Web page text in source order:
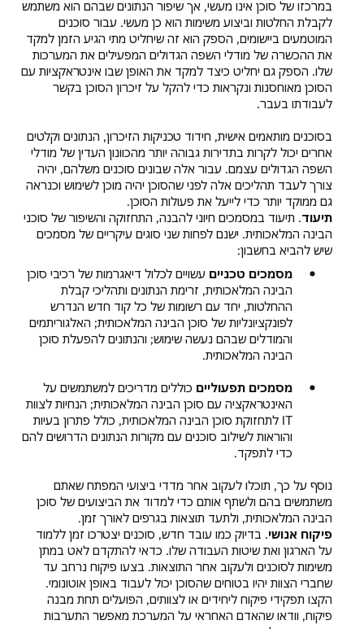
במרכזו של סוכן אינו מעשי, אך שיפור הנתונים שבהם הוא משתמש
לקבלת החלטות וביצוע משימות הוא כן מעשי. עבור סוכנים
המוטמעים ביישומים, הספק הוא זה שיחליט מתי הגיע הזמן למקד
את ההכשרה של מודלי השפה הגדולים המפעילים את המערכות
שלו. הספק גם יחליט כיצד למקד את האופן שבו אינטראקציות עם
הסוכן מאוחסנות ונקראות כדי להקל על זיכרון הסוכן בקשר
לעבודתו בעבר.
בסוכנים מותאמים אישית, חידוד טכניקות הזיכרון, הנתונים וקלטים
אחרים יכול לקרות בתדירות גבוהה יותר מהכוונון העדין של מודלי
השפה הגדולים עצמם. עבור אלה שבונים סוכנים משלהם, יהיה
צורך לעבד תהליכים אלה לפני שהסוכן יהיה מוכן לשימוש וכנראה
גם ממוקד יותר כדי לייעל את פעולות הסוכן.
תיעוד. תיעוד במסמכים חיוני להבנה, התחזוקה והשיפור של סוכני
הבינה המלאכותית. ישנם לפחות שני סוגים עיקריים של מסמכים
שיש להביא בחשבון:
מסמכים טכניים עשויים לכלול דיאגרמות של רכיבי סוכן
הבינה המלאכותית, זרימת הנתונים ותהליכי קבלת
ההחלטות, יחד עם רשומות של כל קוד חדש הנדרש
לפונקציונליות של סוכן הבינה המלאכותית; האלגוריתמים
והמודלים שבהם נעשה שימוש; והנתונים להפעלת סוכן
הבינה המלאכותית.
מסמכים תפעוליים כוללים מדריכים למשתמשים על
האינטראקציה עם סוכן הבינה המלאכותית; הנחיות לצוות
IT לתחזוקת סוכן הבינה המלאכותית, כולל פתרון בעיות
והוראות לשילוב סוכנים עם מקורות הנתונים הדרושים להם
כדי לתפקד.
נוסף על כך, תוכלו לעקוב אחר מדדי ביצועי המפתח שאתם
משתמשים בהם ולשתף אותם כדי למדוד את הביצועים של סוכן
הבינה המלאכותית, ולתעד תוצאות בגרפים לאורך זמן.
פיקוח אנושי. בדיוק כמו עובד חדש, סוכנים יצטרכו זמן ללמוד
על הארגון ואת שיטות העבודה שלו. כדאי להתקדם לאט במתן
משימות לסוכנים ולעקוב אחר התוצאות. בצעו פיקוח נרחב עד
שחברי הצוות יהיו בטוחים שהסוכן יכול לעבוד באופן אוטונומי.
הקצו תפקידי פיקוח ליחידים או לצוותים, הפועלים תחת מבנה
פיקוח, וודאו שהאדם האחראי על המערכת מאפשר התערבות